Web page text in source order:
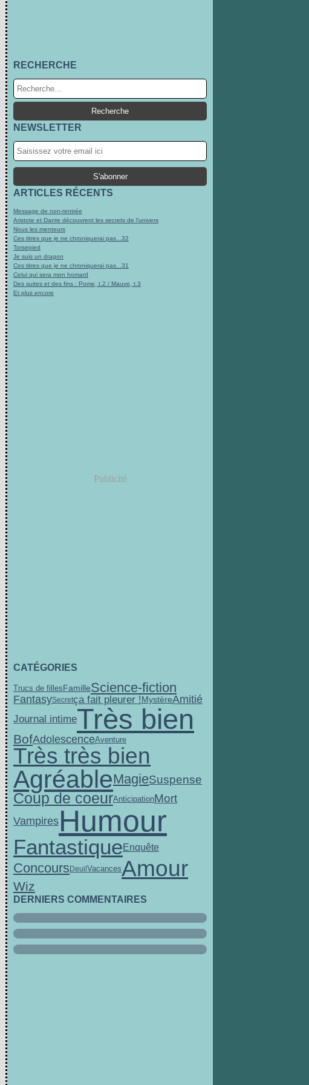
RECHERCHE
NEWSLETTER
ARTICLES RÉCENTS
Message de non-rentrée
Aristote et Dante découvrent les secrets de l'univers
Nous les menteurs
Ces titres que je ne chroniquerai pas...32
Torsepied
Je suis un dragon
Ces titres que je ne chroniquerai pas...31
Celui qui sera mon homard
Des suites et des fins : Pome, t.2 / Mauve, t.3
Et plus encore
Publicité
CATÉGORIES
Trucs de fillesFamilleScience-fiction
FantasySecretça fait pleurer !MystèreAmitié
Journal intimeTrès bien
BofAdolescenceAventure
Très très bien
AgréableMagieSuspense
Coup de coeurAnticipationMort
Vampires Humour
FantastiqueEnquête
ConcoursDeuilVacancesAmour
Wiz
DERNIERS COMMENTAIRES